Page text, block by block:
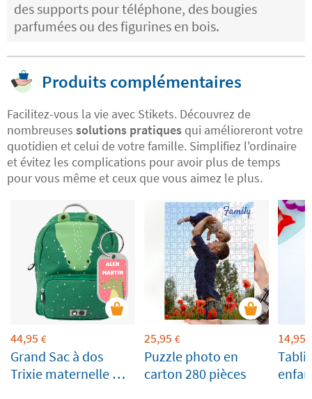
des supports pour téléphone, des bougies
parfumées ou des figurines en bois.
Produits complémentaires
Facilitez-vous la vie avec Stikets. Découvrez de
nombreuses solutions pratiques qui amélioreront votre
quotidien et celui de votre famille. Simplifiez l'ordinaire
et évitez les complications pour avoir plus de temps
pour vous même et ceux que vous aimez le plus.
44,95 €
Grand Sac à dos
Trixie maternelle Mr.
25,95 €
Puzzle photo en
carton 280 pièces
14,95